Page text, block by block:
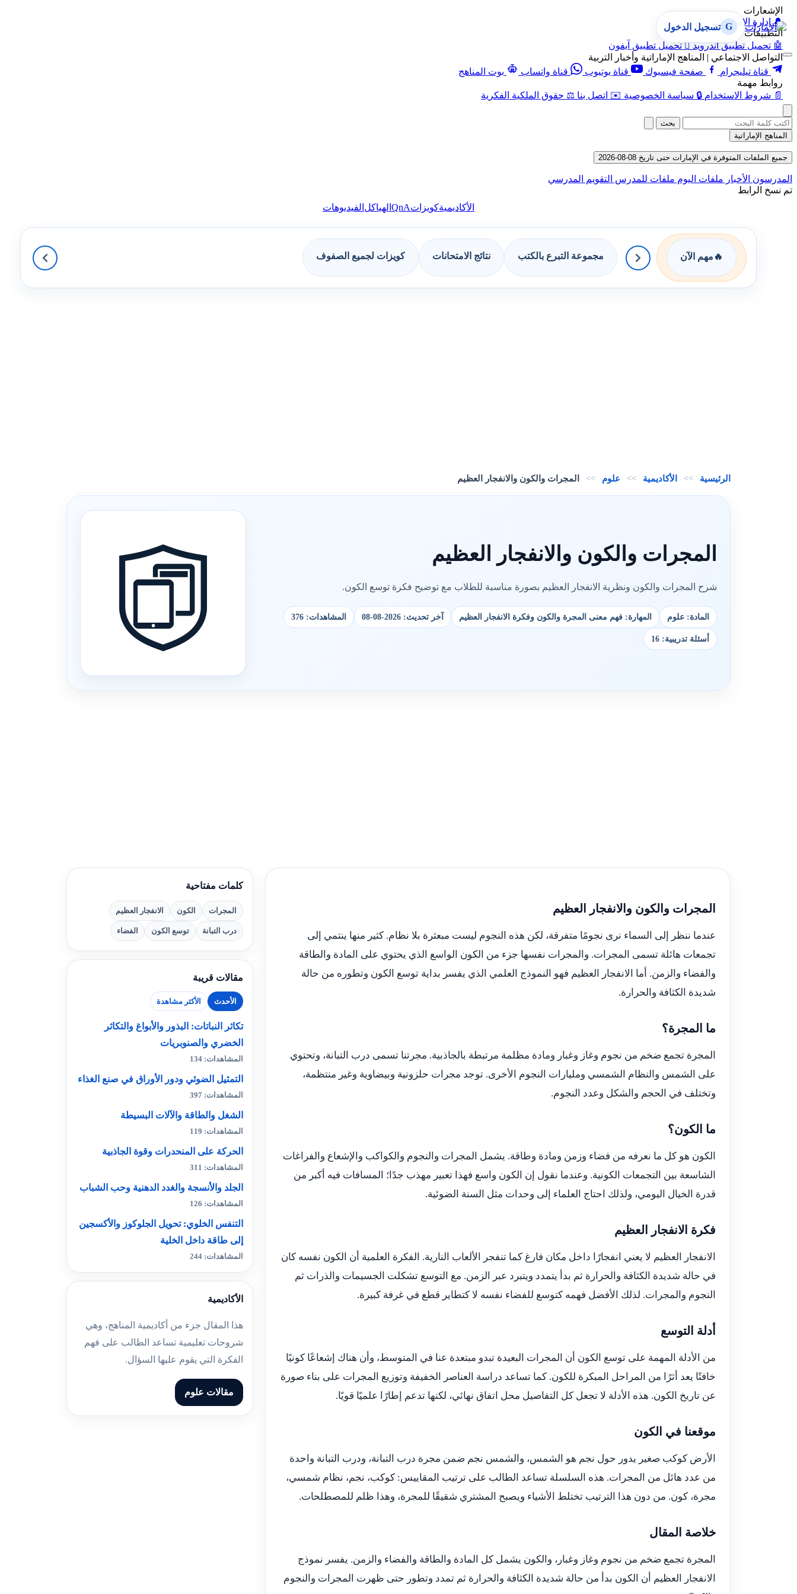
الإشعارات
🔔 إدارة الإشعارات
التطبيقات
🤖 تحميل تطبيق أندرويد  تحميل تطبيق آيفون
التواصل الاجتماعي | المناهج الإماراتية وأخبار التربية
قناة تيليجرام
صفحة فيسبوك قناة يوتيوب قناة واتساب
بوت المناهج
روابط مهمة
📄 شروط الاستخدام 🔒 سياسة الخصوصية ✉️ اتصل بنا ⚖️ حقوق الملكية الفكرية
G تسجيل الدخول
بحث
المناهج الإماراتية
جميع الملفات المتوفرة في الإمارات حتى تاريخ 08-08-2026
المدرسون الأخبار ملفات اليوم ملفات للمدرس التقويم المدرسي
تم نسخ الرابط
الأكاديميةكويزاتQnA الهياكل الفيديوهات
🔥 مهم الآن مجموعة التبرع بالكتب نتائج الامتحانات كويزات لجميع الصفوف
الرئيسية >> الأكاديمية >> علوم >> المجرات والكون والانفجار العظيم
المجرات والكون والانفجار العظيم
شرح المجرات والكون ونظرية الانفجار العظيم بصورة مناسبة للطلاب مع توضيح فكرة توسع الكون.
المادة: علوم المهارة: فهم معنى المجرة والكون وفكرة الانفجار العظيم آخر تحديث: 2026-08-08 المشاهدات: 376
أسئلة تدريبية: 16
المجرات والكون والانفجار العظيم
عندما ننظر إلى السماء نرى نجومًا متفرقة، لكن هذه النجوم ليست مبعثرة بلا نظام. كثير منها ينتمي إلى
تجمعات هائلة تسمى المجرات. والمجرات نفسها جزء من الكون الواسع الذي يحتوي على المادة والطاقة
والفضاء والزمن. أما الانفجار العظيم فهو النموذج العلمي الذي يفسر بداية توسع الكون وتطوره من حالة
شديدة الكثافة والحرارة.
ما المجرة؟
المجرة تجمع ضخم من نجوم وغاز وغبار ومادة مظلمة مرتبطة بالجاذبية. مجرتنا تسمى درب التبانة، وتحتوي
على الشمس والنظام الشمسي ومليارات النجوم الأخرى. توجد مجرات حلزونية وبيضاوية وغير منتظمة،
وتختلف في الحجم والشكل وعدد النجوم.
ما الكون؟
الكون هو كل ما نعرفه من فضاء وزمن ومادة وطاقة. يشمل المجرات والنجوم والكواكب والإشعاع والفراغات
الشاسعة بين التجمعات الكونية. وعندما نقول إن الكون واسع فهذا تعبير مهذب جدًا؛ المسافات فيه أكبر من
قدرة الخيال اليومي، ولذلك احتاج العلماء إلى وحدات مثل السنة الضوئية.
فكرة الانفجار العظيم
الانفجار العظيم لا يعني انفجارًا داخل مكان فارغ كما تنفجر الألعاب النارية. الفكرة العلمية أن الكون نفسه كان
في حالة شديدة الكثافة والحرارة ثم بدأ يتمدد ويتبرد عبر الزمن. مع التوسع تشكلت الجسيمات والذرات ثم
النجوم والمجرات. لذلك الأفضل فهمه كتوسع للفضاء نفسه لا كتطاير قطع في غرفة كبيرة.
أدلة التوسع
من الأدلة المهمة على توسع الكون أن المجرات البعيدة تبدو مبتعدة عنا في المتوسط، وأن هناك إشعاعًا كونيًا
خافتًا يعد أثرًا من المراحل المبكرة للكون. كما تساعد دراسة العناصر الخفيفة وتوزيع المجرات على بناء صورة
عن تاريخ الكون. هذه الأدلة لا تجعل كل التفاصيل محل اتفاق نهائي، لكنها تدعم إطارًا علميًا قويًا.
موقعنا في الكون
الأرض كوكب صغير يدور حول نجم هو الشمس، والشمس نجم ضمن مجرة درب التبانة، ودرب التبانة واحدة
من عدد هائل من المجرات. هذه السلسلة تساعد الطالب على ترتيب المقاييس: كوكب، نجم، نظام شمسي،
مجرة، كون. من دون هذا الترتيب تختلط الأشياء ويصبح المشتري شقيقًا للمجرة، وهذا ظلم للمصطلحات.
خلاصة المقال
المجرة تجمع ضخم من نجوم وغاز وغبار، والكون يشمل كل المادة والطاقة والفضاء والزمن. يفسر نموذج
الانفجار العظيم أن الكون بدأ من حالة شديدة الكثافة والحرارة ثم تمدد وتطور حتى ظهرت المجرات والنجوم
كلمات مفتاحية
المجرات الكون الانفجار العظيم
درب التبانة توسع الكون الفضاء
مقالات قريبة
الأحدث الأكثر مشاهدة
تكاثر النباتات: البذور والأبواغ والتكاثر
الخضري والصنوبريات
المشاهدات: 134
التمثيل الضوئي ودور الأوراق في صنع الغذاء
المشاهدات: 397
الشغل والطاقة والآلات البسيطة
المشاهدات: 119
الحركة على المنحدرات وقوة الجاذبية
المشاهدات: 311
الجلد والأنسجة والغدد الدهنية وحب الشباب
المشاهدات: 126
التنفس الخلوي: تحويل الجلوكوز والأكسجين
إلى طاقة داخل الخلية
المشاهدات: 244
الأكاديمية
هذا المقال جزء من أكاديمية المناهج، وهي
شروحات تعليمية تساعد الطالب على فهم
الفكرة التي يقوم عليها السؤال.
مقالات علوم